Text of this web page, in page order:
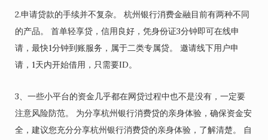
2.申请贷款的手续并不复杂。 杭州银行消费金融目前有两种不同
的产品。 首单轻享贷，信用良好，凭身份证3分钟即可在线申
请，最快1分钟到账服务，属于二类专属贷。 邀请线下用户申
请，1天内开始借用，只需要ID。
3、一些小平台的资金几乎都在网贷过程中也不是没有，一定要
注意风险防范。 为分享杭州银行消费贷的亲身体验，确保资金安
全，建议您充分分享杭州银行消费贷的亲身体验，了解清楚。 自